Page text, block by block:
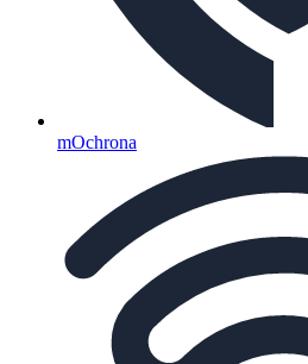
mOchrona